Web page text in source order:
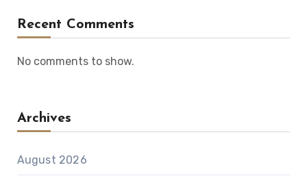
Recent Comments
No comments to show.
Archives
August 2026